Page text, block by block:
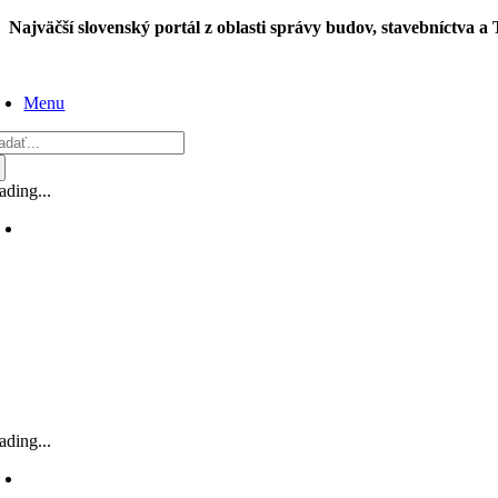
Skip
Najväčší slovenský portál z oblasti správy budov, stavebníctva a
Menu